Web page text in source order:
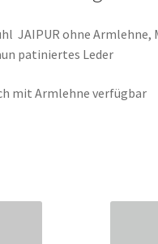
JAIPUR ohne Armlehne,
patiniertes Leder
mit Armlehne verfügbar